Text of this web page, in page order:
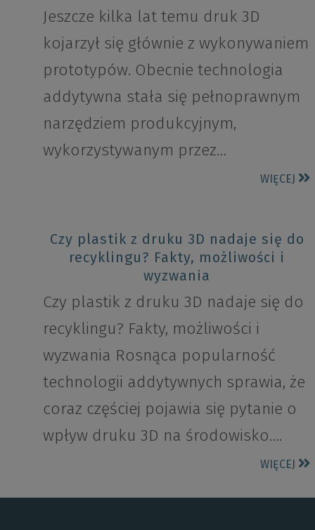
Jeszcze kilka lat temu druk 3D
kojarzył się głównie z wykonywaniem
prototypów. Obecnie technologia
addytywna stała się pełnoprawnym
narzędziem produkcyjnym,
wykorzystywanym przez…
WIĘCEJ
Czy plastik z druku 3D nadaje się do
recyklingu? Fakty, możliwości i
wyzwania
Czy plastik z druku 3D nadaje się do
recyklingu? Fakty, możliwości i
wyzwania Rosnąca popularność
technologii addytywnych sprawia, że
coraz częściej pojawia się pytanie o
wpływ druku 3D na środowisko….
WIĘCEJ